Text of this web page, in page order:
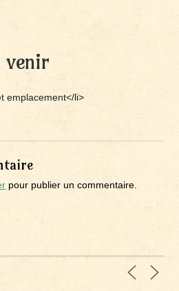
venir
emplacement</li>
pour publier un commentaire.